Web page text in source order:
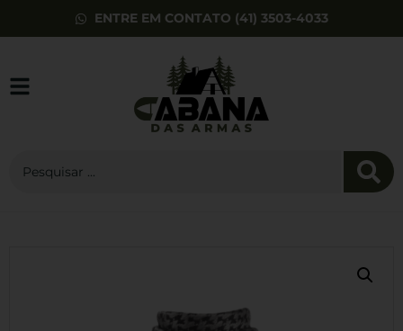
ENTRE EM CONTATO (41) 3503-4033
ADD